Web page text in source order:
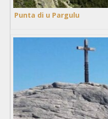
Punta di u Pargulu